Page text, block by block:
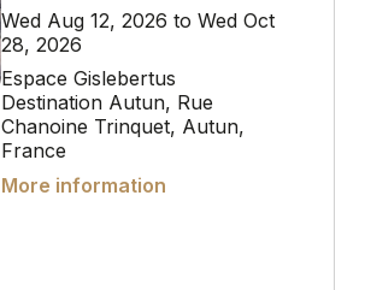
Wed Aug 12, 2026 to Wed Oct
28, 2026
Espace Gislebertus
Destination Autun, Rue
Chanoine Trinquet, Autun,
France
More information